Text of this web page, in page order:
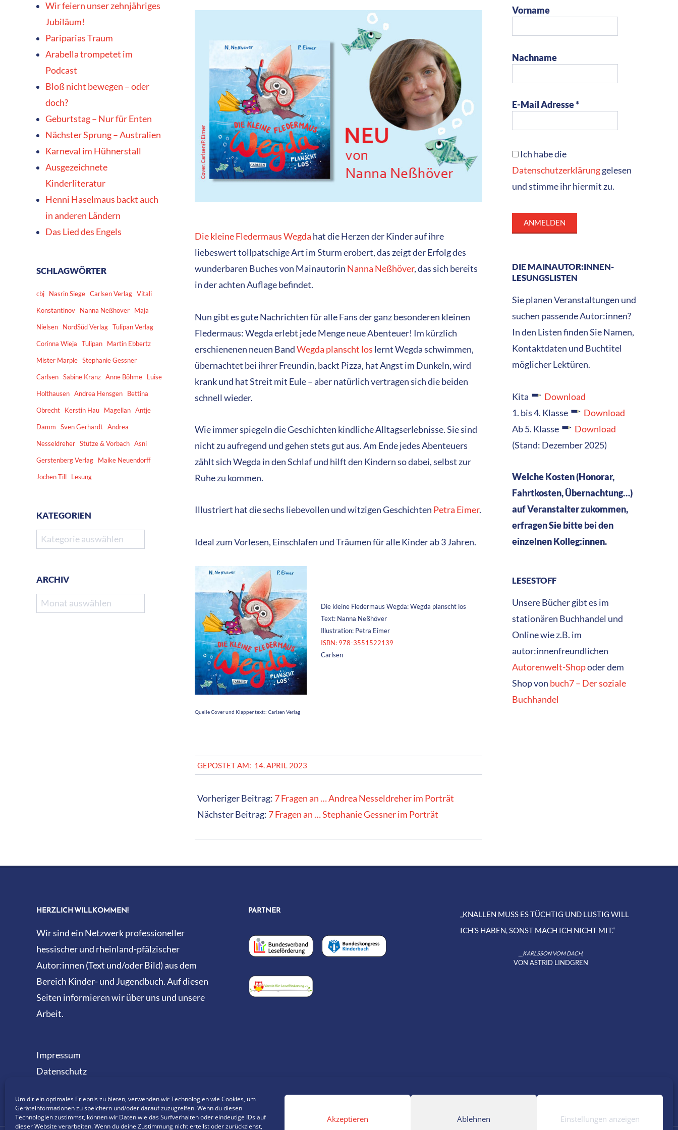
Um dir ein optimales Erlebnis zu bieten, verwenden wir Technologien wie Cookies, um
Geräteinformationen zu speichern und/oder darauf zuzugreifen. Wenn du diesen
Technologien zustimmst, können wir Daten wie das Surfverhalten oder eindeutige IDs auf
dieser Website verarbeiten. Wenn du deine Zustimmung nicht erteilst oder zurückziehst,
Akzeptieren Ablehnen Einstellungen anzeigen
Die kleine Fledermaus Wegda hat die Herzen der Kinder auf ihre
liebeswert tollpatschige Art im Sturm erobert, das zeigt der Erfolg des
wunderbaren Buches von Mainautorin Nanna Neßhöver, das sich bereits
in der achten Auflage befindet.
Nun gibt es gute Nachrichten für alle Fans der ganz besonderen kleinen
Fledermaus: Wegda erlebt jede Menge neue Abenteuer! Im kürzlich
erschienenen neuen BandWegda planscht los lernt Wegda schwimmen,
übernachtet bei ihrer Freundin, backt Pizza, hat Angst im Dunkeln, wird
krank und hat Streit mit Eule – aber natürlich vertragen sich die beiden
schnell wieder.
Wie immer spiegeln die Geschichten kindliche Alltagserlebnisse. Sie sind
nicht zu aufregend und gehen stets gut aus. Am Ende jedes Abenteuers
zählt sich Wegda in den Schlaf und hilft den Kindern so dabei, selbst zur
Ruhe zu kommen.
Illustriert hat die sechs liebevollen und witzigen Geschichten Petra Eimer.
Ideal zum Vorlesen, Einschlafen und Träumen für alle Kinder ab 3 Jahren.
Die kleine Fledermaus Wegda: Wegda planscht los
Text: Nanna Neßhöver
Illustration: Petra Eimer
ISBN: 978-3551522139
Carlsen
Quelle Cover und Klappentext:: Carlsen Verlag
2023-
14
GEPOSTET AM: 14. APRIL 2023
Vorheriger Beitrag: 7 Fragen an … Andrea Nesseldreher im Porträt
Nächster Beitrag: 7 Fragen an … Stephanie Gessner im Porträt
Wir feiern unser zehnjähriges
Jubiläum!
Pariparias Traum
Arabella trompetet im
Podcast
Bloß nicht bewegen – oder
doch?
Geburtstag – Nur für Enten
Nächster Sprung – Australien
Karneval im Hühnerstall
Ausgezeichnete
Kinderliteratur
Henni Haselmaus backt auch
in anderen Ländern
Das Lied des Engels
SCHLAGWÖRTER
cbj Nasrin Siege Carlsen Verlag Vitali
Konstantinov Nanna Neßhöver Maja
Nielsen NordSüd Verlag Tulipan Verlag
Corinna Wieja Tulipan Martin Ebbertz
Mister Marple Stephanie Gessner
Carlsen Sabine Kranz Anne Böhme Luise
Holthausen Andrea Hensgen Bettina
Obrecht Kerstin Hau Magellan Antje
Damm Sven Gerhardt Andrea
Nesseldreher Stütze & Vorbach Asni
Gerstenberg Verlag Maike Neuendorff
Jochen Till Lesung
KATEGORIEN
Kategorien
ARCHIV
Archiv
Vorname
Nachname
E-Mail Adresse *
Ich habe die
Datenschutzerklärunggelesen
und stimme ihr hiermit zu.
DIE MAINAUTOR:INNEN-
LESUNGSLISTEN
Sie planen Veranstaltungen und
suchen passende Autor:innen?
In den Listen finden Sie Namen,
Kontaktdaten und Buchtitel
möglicher Lektüren.
Kita
Download
1. bis 4. Klasse
Download
Ab 5. Klasse
Download
(Stand: Dezember 2025)
Welche Kosten (Honorar,
Fahrtkosten, Übernachtung…)
auf Veranstalter zukommen,
erfragen Sie bitte bei den
einzelnen Kolleg:innen.
LESESTOFF
Unsere Bücher gibt es im
stationären Buchhandel und
Online wie z.B. im
autor:innenfreundlichen
Autorenwelt-Shopoder dem
Shop von buch7 – Der soziale
Buchhandel
HERZLICH WILLKOMMEN!
Wir sind ein Netzwerk professioneller
hessischer und rheinland-pfälzischer
Autor:innen (Text und/oder Bild) aus dem
Bereich Kinder- und Jugendbuch. Auf diesen
Seiten informieren wir über uns und unsere
Arbeit.
Impressum
Datenschutz
PARTNER
„KNALLEN MUSS ES TÜCHTIG UND LUSTIG WILL
ICH’S HABEN, SONST MACH ICH NICHT MIT.“
__KARLSSON VOM DACH,
VON ASTRID LINDGREN